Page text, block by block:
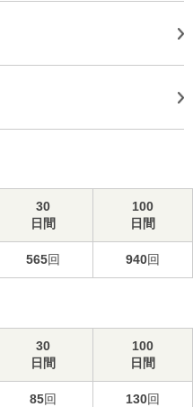
30
日間
100
日間
565回 940回
30
日間
100
日間
85回 130回